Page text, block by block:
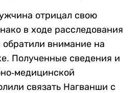
отрицал свою
в ходе расследования
обратили внимание на
Полученные сведения и
медицинской
связать Нагванши с